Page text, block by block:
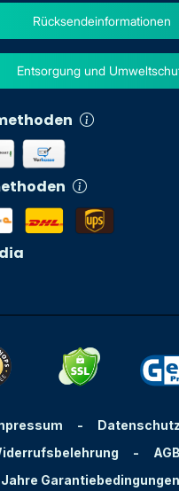
Rücksendeinformationen
Entsorgung und
- Datenschutz
- AGB
Garantiebedingungen